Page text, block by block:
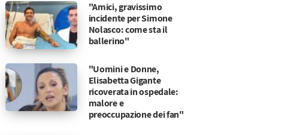
"Amici, gravissimo
incidente per Simone
Nolasco: come sta il
ballerino"
"Uomini e Donne,
Elisabetta Gigante
ricoverata in ospedale:
malore e
preoccupazione dei fan"